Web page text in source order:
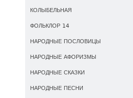
КОЛЫБЕЛЬНАЯ
ФОЛЬКЛОР 14
НАРОДНЫЕ ПОСЛОВИЦЫ
НАРОДНЫЕ АФОРИЗМЫ
НАРОДНЫЕ СКАЗКИ
НАРОДНЫЕ ПЕСНИ